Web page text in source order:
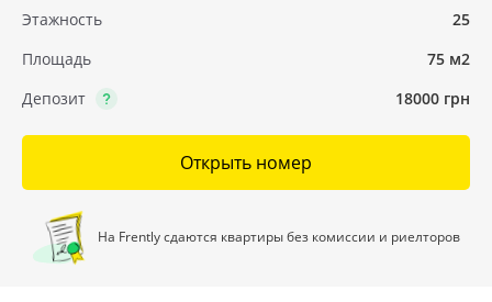
Этажность
25
Площадь
75 м2
Депозит
18000 грн
Открыть номер
На Frently сдаются квартиры без комиссии и риелторов